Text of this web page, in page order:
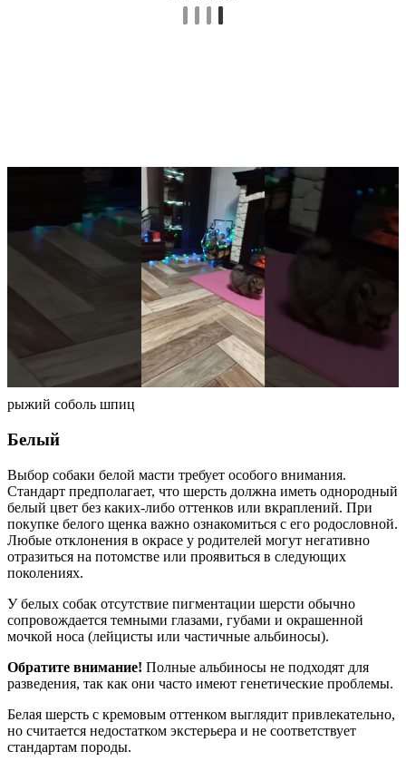
рыжий соболь шпиц
Белый
Выбор собаки белой масти требует особого внимания.
Стандарт предполагает, что шерсть должна иметь однородный
белый цвет без каких-либо оттенков или вкраплений. При
покупке белого щенка важно ознакомиться с его родословной.
Любые отклонения в окрасе у родителей могут негативно
отразиться на потомстве или проявиться в следующих
поколениях.
У белых собак отсутствие пигментации шерсти обычно
сопровождается темными глазами, губами и окрашенной
мочкой носа (лейцисты или частичные альбиносы).
Обратите внимание! Полные альбиносы не подходят для
разведения, так как они часто имеют генетические проблемы.
Белая шерсть с кремовым оттенком выглядит привлекательно,
но считается недостатком экстерьера и не соответствует
стандартам породы.